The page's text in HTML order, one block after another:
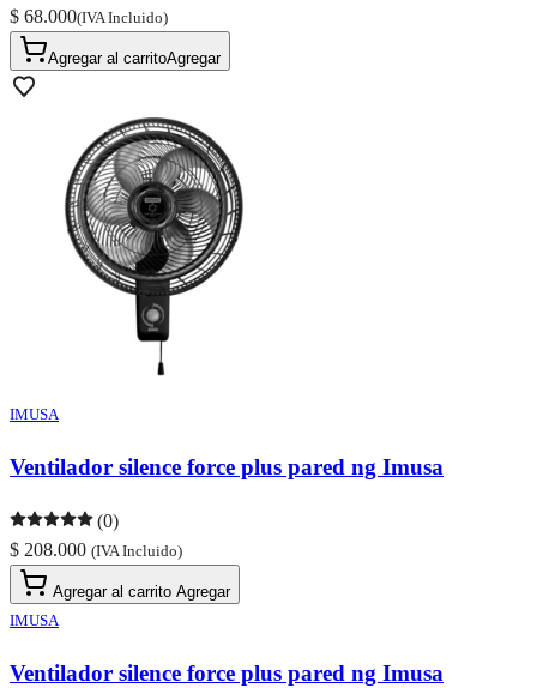
$ 68.000(IVA Incluido)
Agregar al carritoAgregar
IMUSA
Ventilador silence force plus pared ng Imusa
(0)
$ 208.000 (IVA Incluido)
Agregar al carrito Agregar
IMUSA
Ventilador silence force plus pared ng Imusa